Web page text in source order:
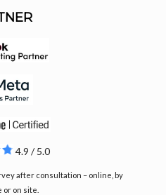
4.9 / 5.0
after consultation – online, by
on site.